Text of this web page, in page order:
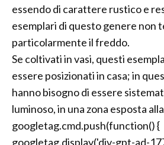
essendo di carattere rustico e
esemplari di questo genere non
particolarmente il freddo.
Se coltivati in vasi, questi
essere posizionati in casa; in
hanno bisogno di essere
luminoso, in una zona esposta
googletag.cmd.push(function() {
googletag.display('div-gpt-ad-